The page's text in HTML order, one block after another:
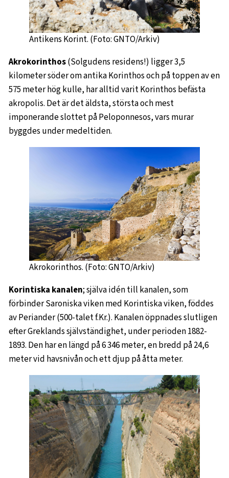
Antikens Korint. (Foto: GNTO/Arkiv)
Akrokorinthos(Solgudens residens!) ligger 3,5
kilometer söder om antika Korinthos och på toppen av en
575 meter hög kulle, har alltid varit Korinthos befästa
akropolis. Det är det äldsta, största och mest
imponerande slottet på Peloponnesos, vars murar
byggdes under medeltiden.
Akrokorinthos. (Foto: GNTO/Arkiv)
Korintiska kanalen; själva idén till kanalen, som
förbinder Saroniska viken med Korintiska viken, föddes
av Periander (500-talet f.Kr.). Kanalen öppnades slutligen
efter Greklands självständighet, under perioden 1882-
1893. Den har en längd på 6 346 meter, en bredd på 24,6
meter vid havsnivån och ett djup på åtta meter.